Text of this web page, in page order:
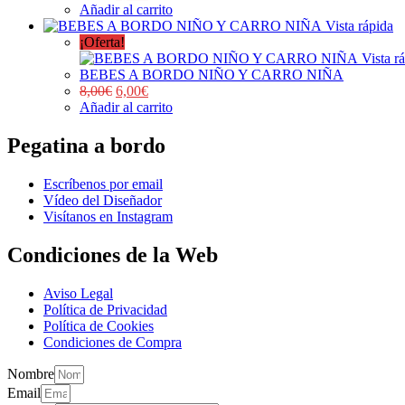
Añadir al carrito
Vista rápida
¡Oferta!
Vista
BEBES A BORDO NIÑO Y CARRO NIÑA
8,00€ 6,00€
Añadir al carrito
Pegatina a bordo
Escríbenos por email
Vídeo del Diseñador
Visítanos en Instagram
Condiciones de la Web
Aviso Legal
Política de Privacidad
Política de Cookies
Condiciones de Compra
Nombre
Email